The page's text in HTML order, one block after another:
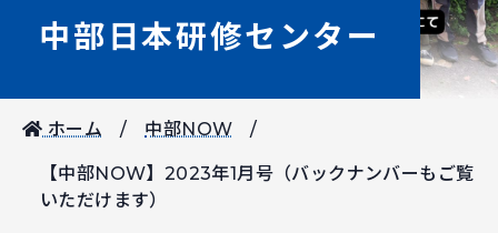
中部日本研修センター
ホーム 中部NOW
【中部NOW】2023年1月号（バックナンバーもご覧
いただけます）